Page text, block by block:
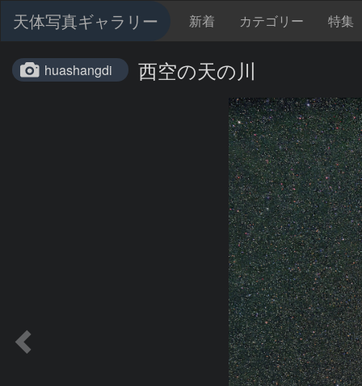
天体写真ギャラリー 新着 カテゴリー 特集
huashangdi 西空の天の川